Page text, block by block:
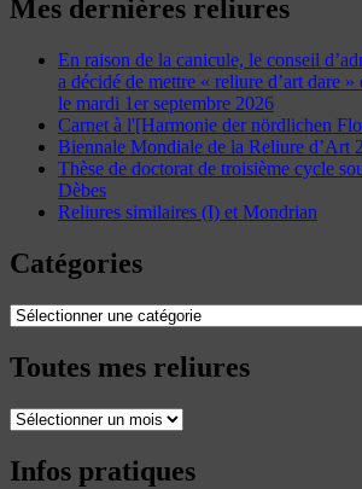
Mes dernières reliures
En raison de la canicule, le conseil
a décidé de mettre « reliure d’art dare »
le mardi 1er septembre 2026
Carnet à l'[Harmonie der nördlichen
Biennale Mondiale de la Reliure d’Art
Thèse de doctorat de troisième cycle
Dèbes
Reliures similaires (I) et Mondrian
Catégories
Catégories
Toutes mes reliures
Toutes
reliures
Infos pratiques